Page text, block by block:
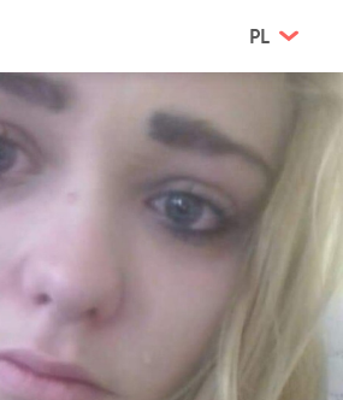
PL